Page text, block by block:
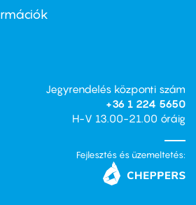
Jegyrendelés központi szám
+36 1 224 5650
H-V 13.00-21.00 óráig
Fejlesztés és üzemeltetés: